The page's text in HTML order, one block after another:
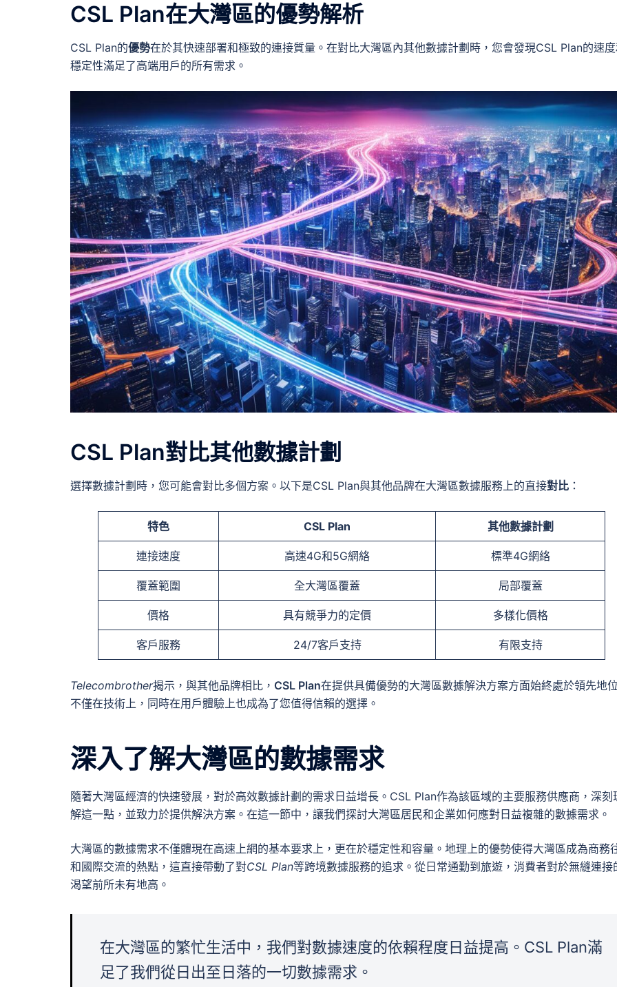
CSL Plan在大灣區的優勢解析
CSL Plan的優勢在於其快速部署和極致的連接質量。在對比大灣區內其他數據計劃時，您會發現CSL Plan的速
穩定性滿足了高端用戶的所有需求。
CSL Plan對比其他數據計劃
選擇數據計劃時，您可能會對比多個方案。以下是CSL Plan與其他品牌在大灣區數據服務上的直接對比 ：
特色 CSL Plan 其他數據計劃
連接速度 高速4G和5G網絡 標準4G網絡
覆蓋範圍 全大灣區覆蓋 局部覆蓋
價格 具有競爭力的定價 多樣化價格
客戶服務 24/7客戶支持 有限支持
Telecombrother揭示，與其他品牌相比， CSL Plan在提供具備優勢的大灣區數據解決方案方面始終處於領先地位
不僅在技術上，同時在用戶體驗上也成為了您值得信賴的選擇。
深入了解大灣區的數據需求
隨著大灣區經濟的快速發展，對於高效數據計劃的需求日益增長。CSL Plan作為該區域的主要服務供應商，深刻
解這一點，並致力於提供解決方案。在這一節中，讓我們探討大灣區居民和企業如何應對日益複雜的數據需求。
大灣區的數據需求不僅體現在高速上網的基本要求上，更在於穩定性和容量。地理上的優勢使得大灣區成為商務
和國際交流的熱點，這直接帶動了對CSL Plan等跨境數據服務的追求。從日常通勤到旅遊，消費者對於無縫連接
渴望前所未有地高。
在大灣區的繁忙生活中，我們對數據速度的依賴程度日益提高。CSL Plan滿
足了我們從日出至日落的一切數據需求。